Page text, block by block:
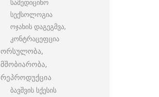
სამედიცინო
სექსოლოგია
ოჯახის დაგეგმვა,
კონტრაცეფცია
ორსულობა,
მშობიარობა,
რეპროდუქცია
ბავშვის სქესის